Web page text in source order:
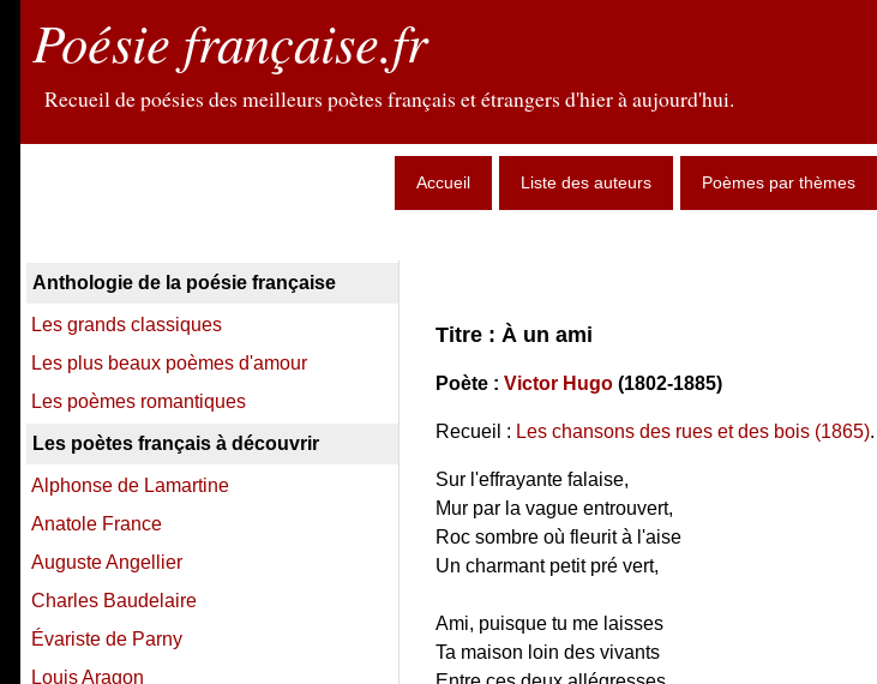
Poésie française.fr
Recueil de poésies des meilleurs poètes français et étrangers d'hier à aujourd'hui.
Accueil Liste des auteurs Poèmes par thèmes
Titre : À un ami
Poète : Victor Hugo (1802-1885)
Recueil : Les chansons des rues et des bois (1865).
Sur l'effrayante falaise,
Mur par la vague entrouvert,
Roc sombre où fleurit à l'aise
Un charmant petit pré vert,
Ami, puisque tu me laisses
Ta maison loin des vivants
Anthologie de la poésie française
Les grands classiques
Les plus beaux poèmes d'amour
Les poèmes romantiques
Les poètes français à découvrir
Alphonse de Lamartine
Anatole France
Auguste Angellier
Charles Baudelaire
Évariste de Parny
Louis Aragon